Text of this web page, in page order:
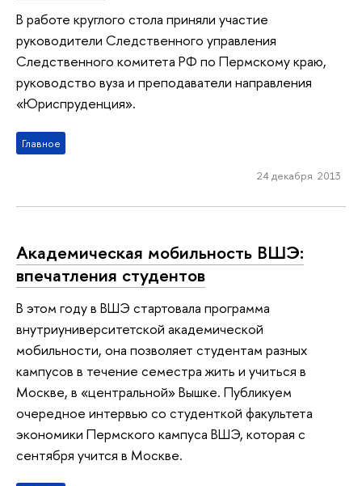
В работе круглого стола приняли участие
руководители Следственного управления
Следственного комитета РФ по Пермскому краю,
руководство вуза и преподаватели направления
«Юриспруденция».
Главное
24 декабря 2013
Академическая мобильность ВШЭ:
впечатления студентов
В этом году в ВШЭ стартовала программа
внутриуниверситетской академической
мобильности, она позволяет студентам разных
кампусов в течение семестра жить и учиться в
Москве, в «центральной» Вышке. Публикуем
очередное интервью со студенткой факультета
экономики Пермского кампуса ВШЭ, которая с
сентября учится в Москве.